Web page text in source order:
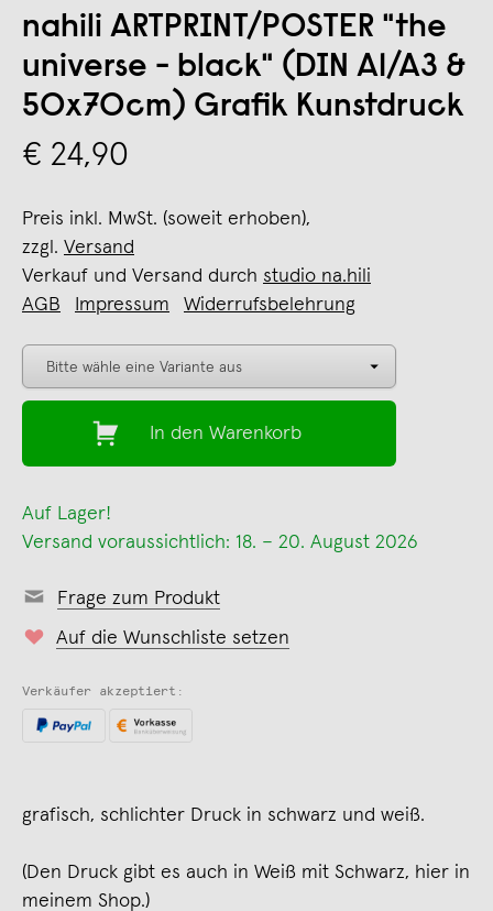
nahili ARTPRINT/POSTER "the
universe - black" (DIN A1/A3 &
50x70cm) Grafik Kunstdruck
€ 24,90
Preis inkl. MwSt. (soweit erhoben),
zzgl. Versand
Verkauf und Versand durch studio na.hili
AGB
Impressum Widerrufsbelehrung
In den Warenkorb
Auf Lager!
Versand voraussichtlich: 18. – 20. August 2026
Frage zum Produkt
Auf die Wunschliste setzen
Verkäufer akzeptiert:
grafisch, schlichter Druck in schwarz und weiß.
(Den Druck gibt es auch in Weiß mit Schwarz, hier in
meinem Shop.)